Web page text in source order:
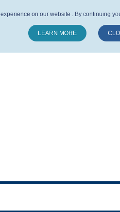
on our website . By continuing
LEARN MORE